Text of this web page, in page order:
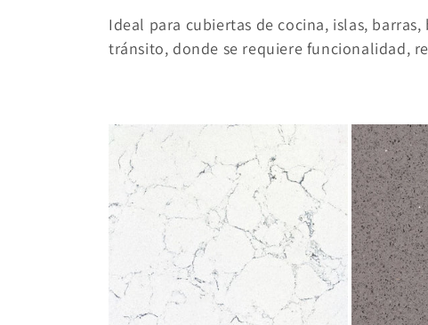
i
ó
n
Ideal para cubiertas de cocina, islas,
tránsito, donde se requiere funcionalidad,